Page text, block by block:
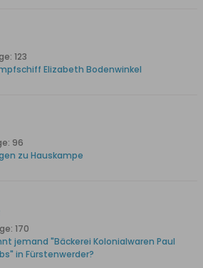
123
Elizabeth Bodenwinkel
96
zu Hauskampe
170
jemand "Bäckerei Kolonialwaren Paul
in Fürstenwerder?